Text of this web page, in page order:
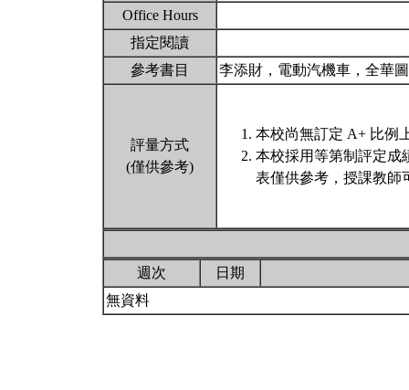
Office Hours
指定閱讀
參考書目
李添財，電動汽機車，全華
評量方式
(僅供參考)
本校尚無訂定 A+ 比例
本校採用等第制評定成
表僅供參考，授課教師
週次
日期
無資料